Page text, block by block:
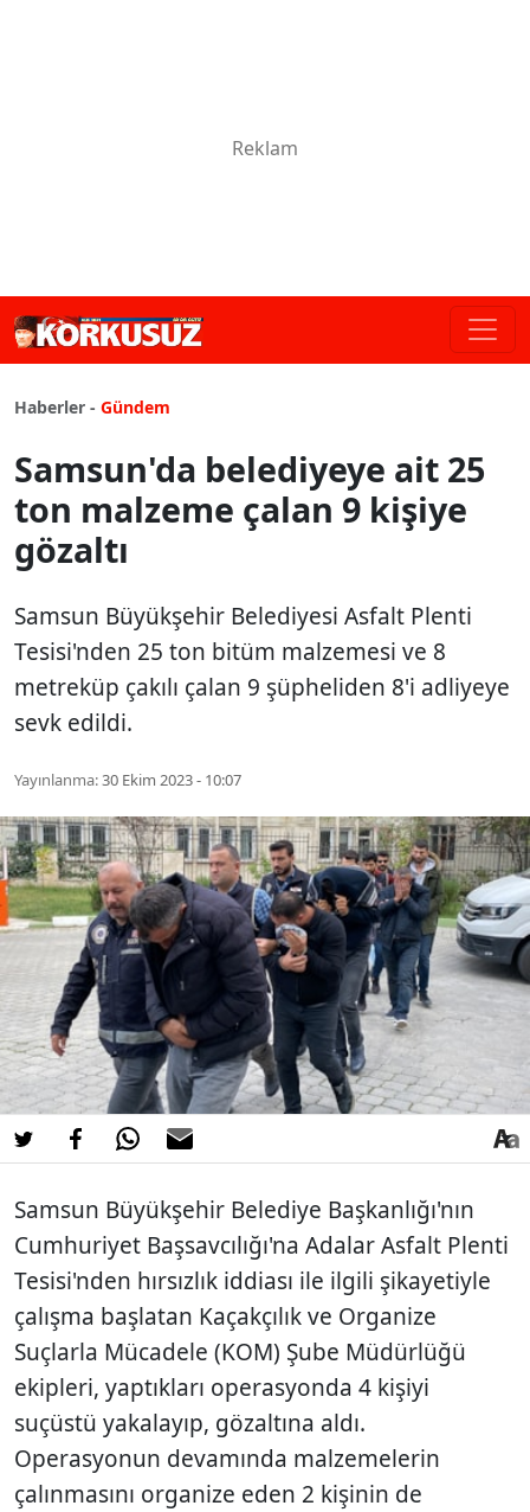
Haberler - Gündem
Samsun'da belediyeye ait 25
ton malzeme çalan 9 kişiye
gözaltı
Samsun Büyükşehir Belediyesi Asfalt Plenti
Tesisi'nden 25 ton bitüm malzemesi ve 8
metreküp çakılı çalan 9 şüpheliden 8'i adliyeye
sevk edildi.
Yayınlanma:30 Ekim 2023 - 10:07
Samsun Büyükşehir Belediye Başkanlığı'nın
Cumhuriyet Başsavcılığı'na Adalar Asfalt Plenti
Tesisi'nden hırsızlık iddiası ile ilgili şikayetiyle
çalışma başlatan Kaçakçılık ve Organize
Suçlarla Mücadele (KOM) Şube Müdürlüğü
ekipleri, yaptıkları operasyonda 4 kişiyi
suçüstü yakalayıp, gözaltına aldı.
Operasyonun devamında malzemelerin
çalınmasını organize eden 2 kişinin de